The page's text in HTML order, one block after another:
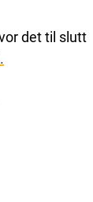
det til slutt